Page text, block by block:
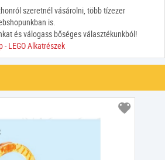
szeretnél vásárolni, több tízezer
is.
és válogass bőséges választékunkból!
LEGO Alkatrészek